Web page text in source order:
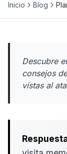
Inicio Blog
Descubre
consejos
vistas al